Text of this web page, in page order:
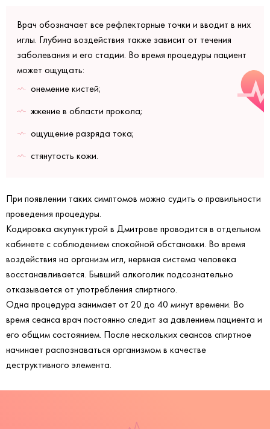
Врач обозначает все рефлекторные точки и вводит в них
иглы. Глубина воздействия также зависит от течения
заболевания и его стадии. Во время процедуры пациент
может ощущать:
онемение кистей;
жжение в области прокола;
ощущение разряда тока;
стянутость кожи.
При появлении таких симптомов можно судить о правильности
проведения процедуры.
Кодировка акупунктурой в Дмитрове проводится в отдельном
кабинете с соблюдением спокойной обстановки. Во время
воздействия на организм игл, нервная система человека
восстанавливается. Бывший алкоголик подсознательно
отказывается от употребления спиртного.
Одна процедура занимает от 20 до 40 минут времени. Во
время сеанса врач постоянно следит за давлением пациента и
его общим состоянием. После нескольких сеансов спиртное
начинает распознаваться организмом в качестве
деструктивного элемента.